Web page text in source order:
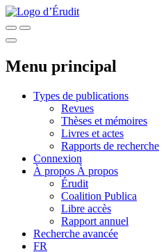
Menu principal
Types de publications
Revues
Thèses et mémoires
Livres et actes
Rapports de recherche
Connexion
À propos À propos
Érudit
Coalition Publica
Libre accès
Rapport annuel
Recherche avancée
FR